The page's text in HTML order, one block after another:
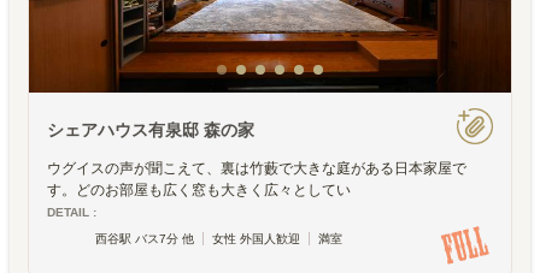
シェアハウス有泉邸 森の家
ウグイスの声が聞こえて、裏は竹藪で大きな庭がある日本家屋で
す。どのお部屋も広く窓も大きく広々としてい
DETAIL :
西谷駅 バス7分 他
女性 外国人歓迎 満室